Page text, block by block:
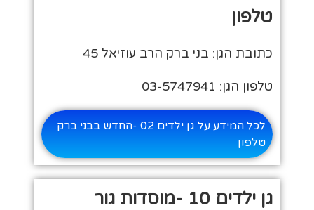
טלפון
כתובת הגן: בני ברק הרב עוזיאל 45
טלפון הגן: 03-5747941
לכל המידע על גן ילדים 02 -החדש בבני ברק
טלפון
גן ילדים 10 -מוסדות גור